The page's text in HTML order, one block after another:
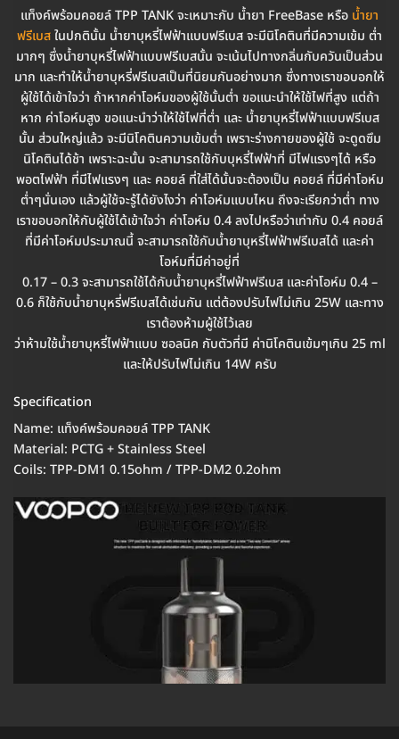
แท็งค์พร้อมคอยล์ TPP TANK จะเหมาะกับ น้ำยา FreeBase หรือ น้ำยา
ฟรีเบสในปกตินั้น น้ำยาบุหรี่ไฟฟ้าแบบฟรีเบส จะมีนิโคตินที่มีความเข้ม ต่ำ
มากๆ ซึ่งน้ำยาบุหรี่ไฟฟ้าแบบฟรีเบสนั้น จะเน้นไปทางกลิ่นกับควันเป็นส่วน
มาก และทำให้น้ำยาบุหรี่ฟรีเบสเป็นที่นิยมกันอย่างมาก ซึ่งทางเราขอบอกให้
ผู้ใช้ได้เข้าใจว่า ถ้าหากค่าโอห์มของผู้ใช้นั้นต่ำ ขอแนะนำให้ใช้ไฟที่สูง แต่ถ้า
หาก ค่าโอห์มสูง ขอแนะนำว่าให้ใช้ไฟที่ต่ำ และ น้ำยาบุหรี่ไฟฟ้าแบบฟรีเบส
นั้น ส่วนใหญ่แล้ว จะมีนิโคตินความเข้มต่ำ เพราะร่างกายของผู้ใช้ จะดูดซึม
นิโคตินได้ช้า เพราะฉะนั้น จะสามารถใช้กับบุหรี่ไฟฟ้าที่ มีไฟแรงๆได้ หรือ
พอตไฟฟ้า ที่มีไฟแรงๆ และ คอยล์ ที่ใส่ได้นั้นจะต้องเป็น คอยล์ ที่มีค่าโอห์ม
ต่ำๆนั่นเอง แล้วผู้ใช้จะรู้ได้ยังไงว่า ค่าโอห์มแบบไหน ถึงจะเรียกว่าต่ำ ทาง
เราขอบอกให้กับผู้ใช้ได้เข้าใจว่า ค่าโอห์ม 0.4 ลงไปหรือว่าเท่ากับ 0.4 คอยล์
ที่มีค่าโอห์มประมาณนี้ จะสามารถใช้กับน้ำยาบุหรี่ไฟฟ้าฟรีเบสได้ และค่า
โอห์มที่มีค่าอยู่ที่
0.17 – 0.3 จะสามารถใช้ได้กับน้ำยาบุหรี่ไฟฟ้าฟรีเบส และค่าโอห์ม 0.4 –
0.6 ก็ใช้กับน้ำยาบุหรี่ฟรีเบสได้เช่นกัน แต่ต้องปรับไฟไม่เกิน 25W และทาง
เราต้องห้ามผู้ใช้ไว้เลย
ว่าห้ามใช้น้ำยาบุหรี่ไฟฟ้าแบบ ซอลนิค กับตัวที่มี ค่านิโคตินเข้มๆเกิน 25 ml
และให้ปรับไฟไม่เกิน 14W ครับ
Specification
Name: แท็งค์พร้อมคอยล์ TPP TANK
Material: PCTG + Stainless Steel
Coils: TPP-DM1 0.15ohm / TPP-DM2 0.2ohm